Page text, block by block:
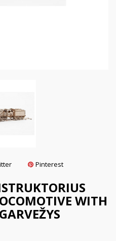
Pinterest
WITH